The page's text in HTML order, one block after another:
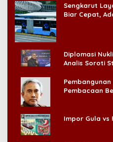
Sengkarut
Biar Cepat,
Diplomasi
Analis Soroti
Pembacaan
Impor Gula vs